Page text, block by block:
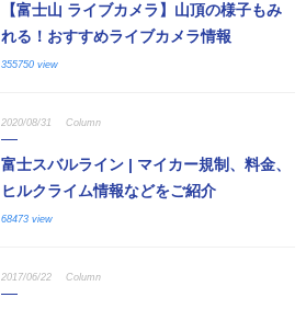
【富士山 ライブカメラ】山頂の様子もみ
れる！おすすめライブカメラ情報
355750 view
2020/08/31 Column
富士スバルライン | マイカー規制、料金、
ヒルクライム情報などをご紹介
68473 view
2017/06/22 Column